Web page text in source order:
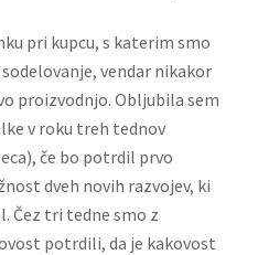
pri kupcu, s katerim smo
vendar nikakor
proizvodnjo. Obljubila sem
v roku treh tednov
če bo potrdil prvo
dveh novih razvojev, ki
Čez tri tedne smo z
potrdili, da je kakovost